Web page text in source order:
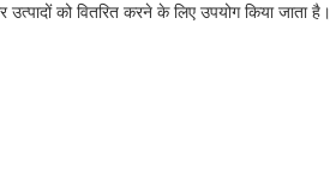
को वितरित करने के लिए उपयोग किया जाता है।